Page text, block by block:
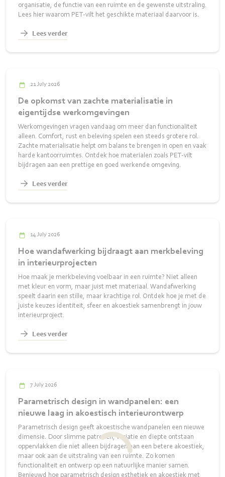
organisatie, de functie van een ruimte en de gewenste uitstraling.
Lees hier waarom PET-vilt het geschikte materiaal daarvoor is.
Lees verder
21 July 2026
De opkomst van zachte materialisatie in
eigentijdse werkomgevingen
Werkomgevingen vragen vandaag om meer dan functionaliteit
alleen. Comfort, rust en beleving spelen een steeds grotere rol.
Zachte materialisatie helpt om balans te brengen in open en vaak
harde kantoorruimtes. Ontdek hoe materialen zoals PET-vilt
bijdragen aan een prettige en goed werkende omgeving.
Lees verder
14 July 2026
Hoe wandafwerking bijdraagt aan merkbeleving
in interieurprojecten
Hoe maak je merkbeleving voelbaar in een ruimte? Niet alleen
met kleur en vorm, maar juist met materiaal. Wandafwerking
speelt daarin een stille, maar krachtige rol. Ontdek hoe je met de
juiste keuzes identiteit, sfeer en akoestiek samenbrengt in jouw
interieurproject.
Lees verder
7 July 2026
Parametrisch design in wandpanelen: een
nieuwe laag in akoestisch interieurontwerp
Parametrisch design geeft akoestische wandpanelen een nieuwe
dimensie. Door slimme patronen, variatie en diepte ontstaan
oppervlakken die niet alleen bijdragen aan een betere akoestiek,
maar ook aan de uitstraling van een ruimte. Zo komen
functionaliteit en ontwerp op een natuurlijke manier samen.
Benieuwd hoe parametrisch design esthetiek en akoestiek met